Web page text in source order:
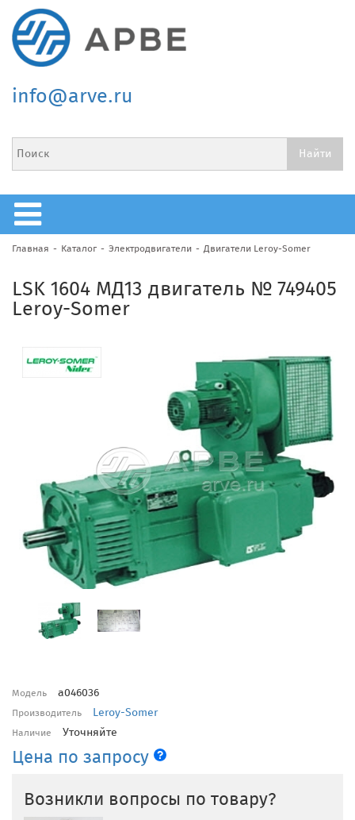
info@arve.ru
Главная Каталог Электродвигатели Двигатели Leroy-Somer
LSK 1604 МД13 двигатель № 749405
Leroy-Somer
Модель a046036
Производитель Leroy-Somer
Наличие Уточняйте
Цена по запросу
Возникли вопросы по товару?